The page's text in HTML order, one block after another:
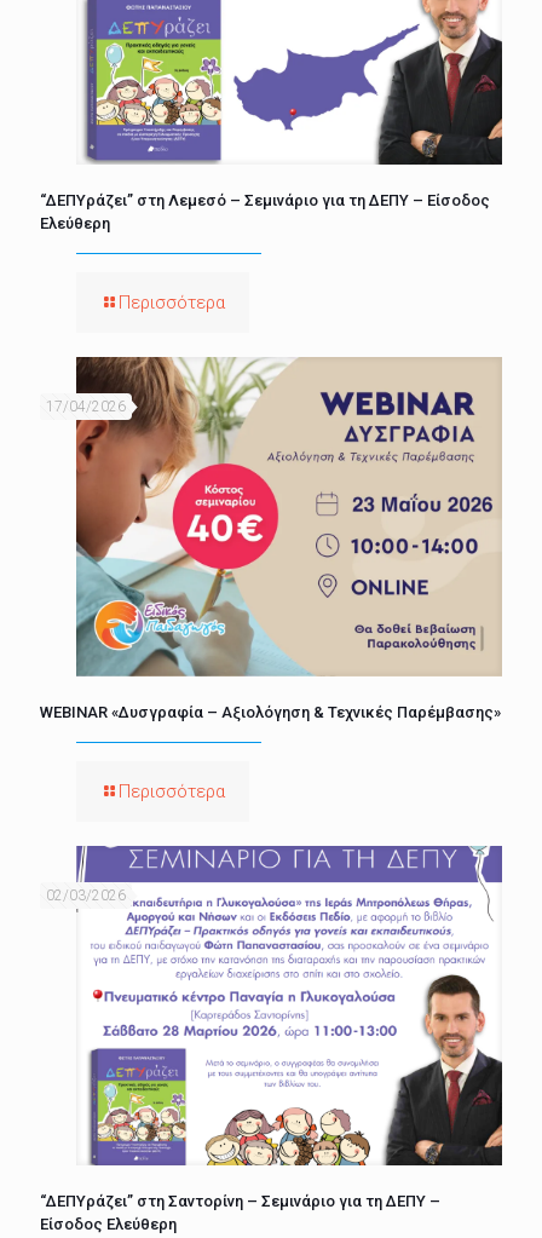
“ΔΕΠΥράζει” στη Λεμεσό – Σεμινάριο για τη ΔΕΠΥ – Είσοδος
Ελεύθερη
Περισσότερα
17/04/2026
WEBINAR «Δυσγραφία – Αξιολόγηση & Τεχνικές Παρέμβασης»
Περισσότερα
02/03/2026
“ΔΕΠΥράζει” στη Σαντορίνη – Σεμινάριο για τη ΔΕΠΥ –
Είσοδος Ελεύθερη